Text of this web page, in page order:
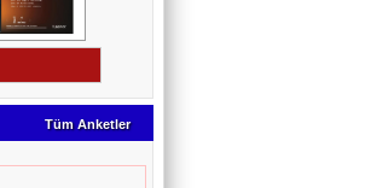
Tüm Anketler